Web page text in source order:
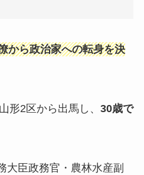
から政治家への転身を決
形2区から出馬し、 30歳で
大臣政務官・農林水産副